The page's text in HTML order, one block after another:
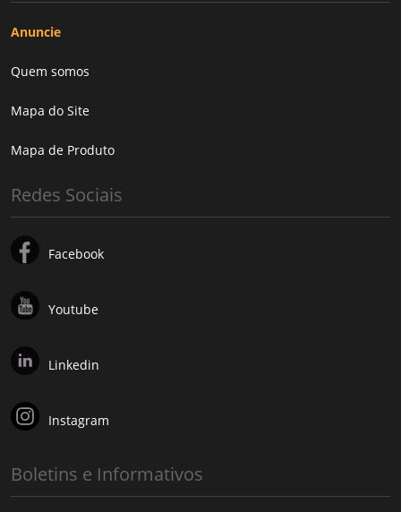
Anuncie
Quem somos
Mapa do Site
Mapa de Produto
Redes Sociais
Facebook
Youtube
Linkedin
Instagram
Boletins e Informativos